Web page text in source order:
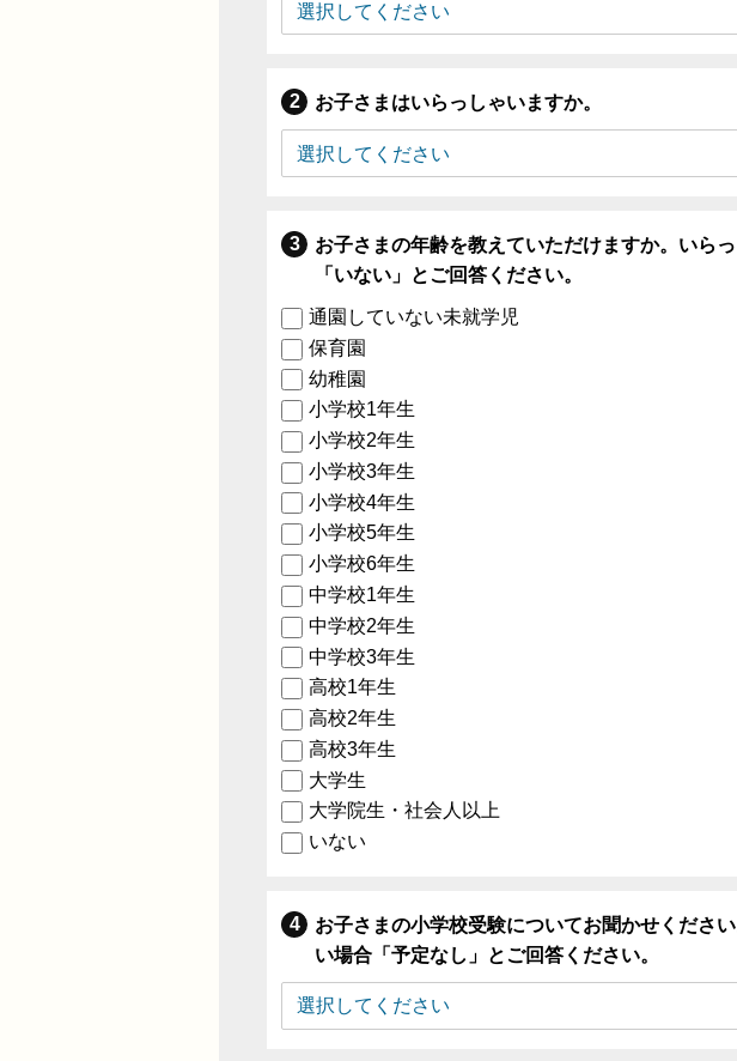
お子さまはいらっしゃいますか。
お子さまの年齢を教えていただけますか。いら
「いない」とご回答ください。
通園していない未就学児
保育園
幼稚園
小学校1年生
小学校2年生
小学校3年生
小学校4年生
小学校5年生
小学校6年生
中学校1年生
中学校2年生
中学校3年生
高校1年生
高校2年生
高校3年生
大学生
大学院生・社会人以上
いない
お子さまの小学校受験についてお聞かせくださ
い場合「予定なし」とご回答ください。